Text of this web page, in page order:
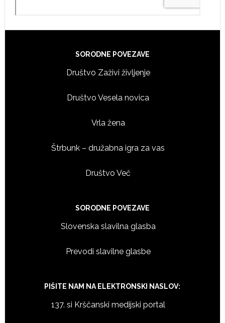
SORODNE POVEZAVE
Društvo Zaživi življenje
Društvo Vesela novica
Vrla žena
Štrbunk – družabna igra za vas
Društvo Več
SORODNE POVEZAVE
Slovenska slavilna glasba
Prevodi slavilne glasbe
PIŠITE NAM NA ELEKTRONSKI NASLOV:
137. si Krščanski medijski portal